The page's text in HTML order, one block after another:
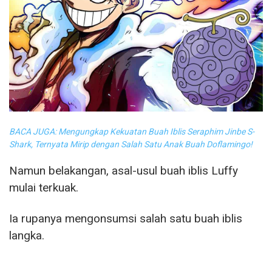
BACA JUGA: Mengungkap Kekuatan Buah Iblis Seraphim Jinbe S-
Shark, Ternyata Mirip dengan Salah Satu Anak Buah Doflamingo!
Namun belakangan, asal-usul buah iblis Luffy
mulai terkuak.
Ia rupanya mengonsumsi salah satu buah iblis
langka.